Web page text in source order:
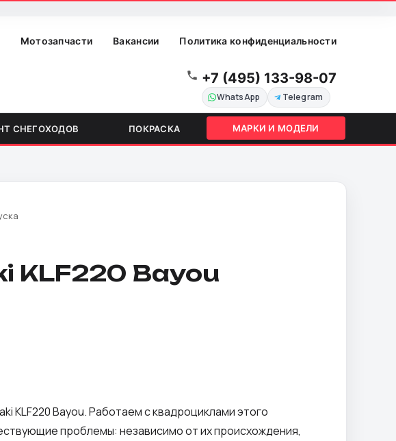
Мотозапчасти Вакансии Политика конфиденциальности
+7 (495) 133-98-07
WhatsApp Telegram
СНЕГОХОДОВ ПОКРАСКА МАРКИ И МОДЕЛИ
KLF220 Bayou
KLF220 Bayou. Работаем с квадроциклами этого
проблемы: независимо от их происхождения,